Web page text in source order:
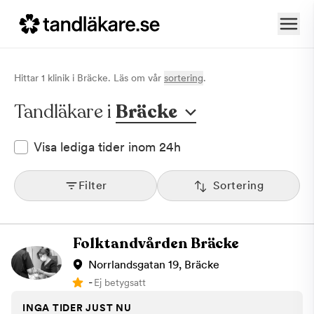
Hittar 1 klinik i Bräcke. Läs om vår sortering.
Tandläkare i Bräcke
Visa lediga tider inom 24h
Filter Sortering
Folktandvården Bräcke
Norrlandsgatan 19, Bräcke
-Ej betygsatt
INGA TIDER JUST NU